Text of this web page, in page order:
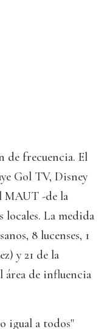
de frecuencia. El
Gol TV, Disney
MAUT -de la
locales. La medida
8 lucenses, 1
y 21 de la
área de influencia
igual a todos"